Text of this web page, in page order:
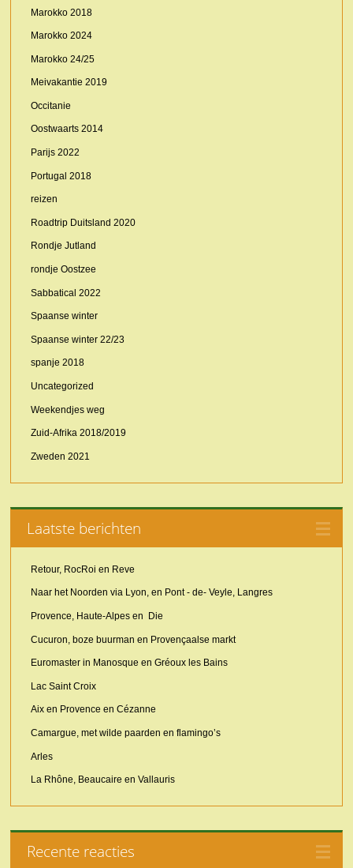
Marokko 2018
Marokko 2024
Marokko 24/25
Meivakantie 2019
Occitanie
Oostwaarts 2014
Parijs 2022
Portugal 2018
reizen
Roadtrip Duitsland 2020
Rondje Jutland
rondje Oostzee
Sabbatical 2022
Spaanse winter
Spaanse winter 22/23
spanje 2018
Uncategorized
Weekendjes weg
Zuid-Afrika 2018/2019
Zweden 2021
Laatste berichten
Retour, RocRoi en Reve
Naar het Noorden via Lyon, en Pont - de- Veyle, Langres
Provence, Haute-Alpes en Die
Cucuron, boze buurman en Provençaalse markt
Euromaster in Manosque en Gréoux les Bains
Lac Saint Croix
Aix en Provence en Cézanne
Camargue, met wilde paarden en flamingo’s
Arles
La Rhône, Beaucaire en Vallauris
Recente reacties